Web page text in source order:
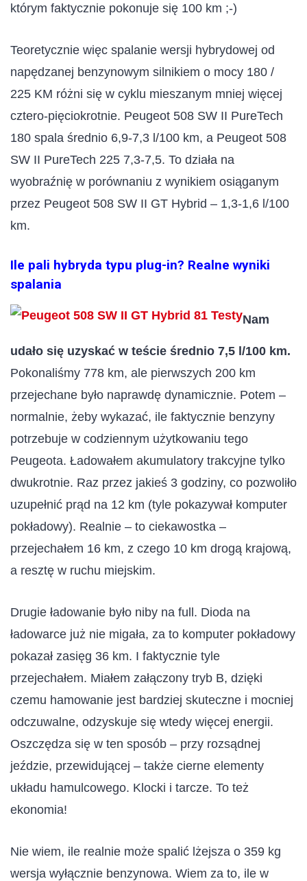
którym faktycznie pokonuje się 100 km ;-)
Teoretycznie więc spalanie wersji hybrydowej od
napędzanej benzynowym silnikiem o mocy 180 /
225 KM różni się w cyklu mieszanym mniej więcej
cztero-pięciokrotnie. Peugeot 508 SW II PureTech
180 spala średnio 6,9-7,3 l/100 km, a Peugeot 508
SW II PureTech 225 7,3-7,5. To działa na
wyobraźnię w porównaniu z wynikiem osiąganym
przez Peugeot 508 SW II GT Hybrid – 1,3-1,6 l/100
km.
Ile pali hybryda typu plug-in? Realne wyniki
spalania
Nam
udało się uzyskać w teście średnio 7,5 l/100 km.
Pokonaliśmy 778 km, ale pierwszych 200 km
przejechane było naprawdę dynamicznie. Potem –
normalnie, żeby wykazać, ile faktycznie benzyny
potrzebuje w codziennym użytkowaniu tego
Peugeota. Ładowałem akumulatory trakcyjne tylko
dwukrotnie. Raz przez jakieś 3 godziny, co pozwoliło
uzupełnić prąd na 12 km (tyle pokazywał komputer
pokładowy). Realnie – to ciekawostka –
przejechałem 16 km, z czego 10 km drogą krajową,
a resztę w ruchu miejskim.
Drugie ładowanie było niby na full. Dioda na
ładowarce już nie migała, za to komputer pokładowy
pokazał zasięg 36 km. I faktycznie tyle
przejechałem. Miałem załączony tryb B, dzięki
czemu hamowanie jest bardziej skuteczne i mocniej
odczuwalne, odzyskuje się wtedy więcej energii.
Oszczędza się w ten sposób – przy rozsądnej
jeździe, przewidującej – także cierne elementy
układu hamulcowego. Klocki i tarcze. To też
ekonomia!
Nie wiem, ile realnie może spalić lżejsza o 359 kg
wersja wyłącznie benzynowa. Wiem za to, ile w